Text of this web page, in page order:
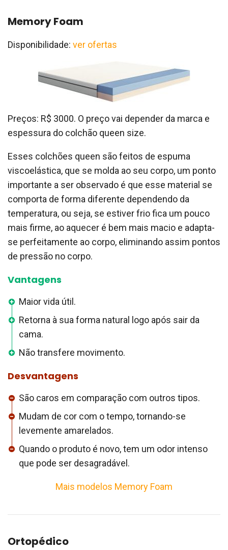
Memory Foam
Disponibilidade: ver ofertas
Preços: R$ 3000. O preço vai depender da marca e
espessura do colchão queen size.
Esses colchões queen são feitos de espuma
viscoelástica, que se molda ao seu corpo, um ponto
importante a ser observado é que esse material se
comporta de forma diferente dependendo da
temperatura, ou seja, se estiver frio fica um pouco
mais firme, ao aquecer é bem mais macio e adapta-
se perfeitamente ao corpo, eliminando assim pontos
de pressão no corpo.
Vantagens
Maior vida útil.
Retorna à sua forma natural logo após sair da
cama.
Não transfere movimento.
Desvantagens
São caros em comparação com outros tipos.
Mudam de cor com o tempo, tornando-se
levemente amarelados.
Quando o produto é novo, tem um odor intenso
que pode ser desagradável.
Mais modelos Memory Foam
Ortopédico